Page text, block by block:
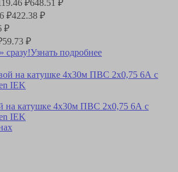
₽648.51 ₽
₽422.38 ₽
₽
59.73 ₽
сразу!Узнать подробнее
на катушке 4х30м ПВС 2х0,75 6А с
IEK